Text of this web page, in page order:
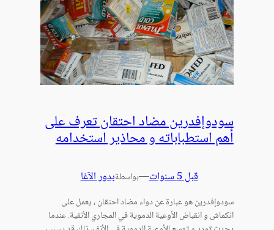
سودوإفدرين مضاد احتقان تعرف على
أهم استطباباته و محاذير استخدامه
قبل 5 سنوات —بواسطةبدور الآغا
سودوإفدرين هو عبارة عن دواء مضاد احتقان ، يعمل على
انكماش و انقباض الأوعية الدموية في المجاري الأنفية. عندما